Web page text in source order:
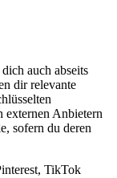
auch abseits
dir relevante
externen Anbietern
sofern du deren
TikTok